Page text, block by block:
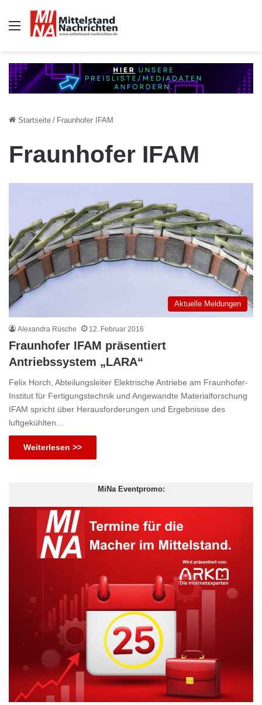
Auswahl
Startseite / Fraunhofer IFAM
Fraunhofer IFAM
Aktuelle Meldungen
Alexandra Rüsche 12. Februar 2016
Fraunhofer IFAM präsentiert
Antriebssystem „LARA“
Felix Horch, Abteilungsleiter Elektrische Antriebe am Fraunhofer-
Institut für Fertigungstechnik und Angewandte Materialforschung
IFAM spricht über Herausforderungen und Ergebnisse des
luftgekühlten…
Weiterlesen >>
MiNa Eventpromo: